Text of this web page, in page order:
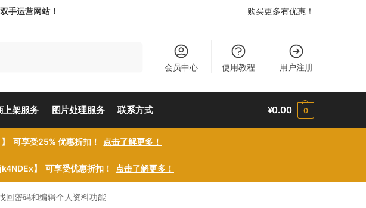
手运营网站！ 购买更多有优惠！
会员中心 使用教程 用户注册
上架服务 图片处理服务 联系方式 ¥0.00 0
可享受25% 优惠折扣！ 点击了解更多！
】 可享受优惠折扣！ 点击了解更多！
回密码和编辑个人资料功能